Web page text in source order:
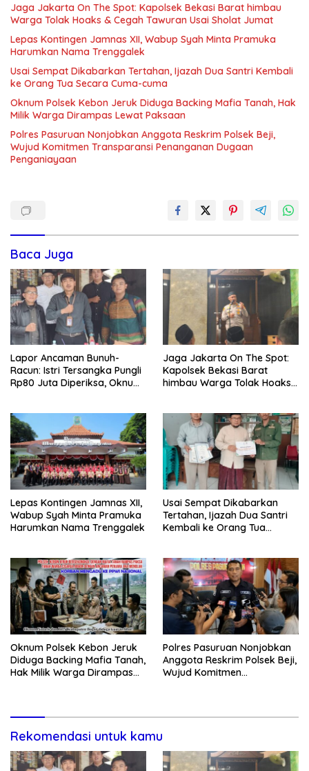
Jaga Jakarta On The Spot: Kapolsek Bekasi Barat himbau
Warga Tolak Hoaks & Cegah Tawuran Usai Sholat Jumat
Lepas Kontingen Jamnas XII, Wabup Syah Minta Pramuka
Harumkan Nama Trenggalek
Usai Sempat Dikabarkan Tertahan, Ijazah Dua Santri Kembali
ke Orang Tua Secara Cuma-cuma
Oknum Polsek Kebon Jeruk Diduga Backing Mafia Tanah, Hak
Milik Warga Dirampas Lewat Paksaan
Polres Pasuruan Nonjobkan Anggota Reskrim Polsek Beji,
Wujud Komitmen Transparansi Penanganan Dugaan
Penganiayaan
Baca Juga
Lapor Ancaman Bunuh-
Racun: Istri Tersangka Pungli
Rp80 Juta Diperiksa, Oknum
Jaga Jakarta On The Spot:
Kapolsek Bekasi Barat
himbau Warga Tolak Hoaks
Lepas Kontingen Jamnas XII,
Wabup Syah Minta Pramuka
Harumkan Nama Trenggalek
Usai Sempat Dikabarkan
Tertahan, Ijazah Dua Santri
Kembali ke Orang Tua
Oknum Polsek Kebon Jeruk
Diduga Backing Mafia Tanah,
Hak Milik Warga Dirampas
Polres Pasuruan Nonjobkan
Anggota Reskrim Polsek Beji,
Wujud Komitmen
Rekomendasi untuk kamu